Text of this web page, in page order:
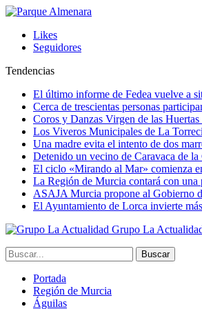
Likes
Seguidores
Tendencias
El último informe de Fedea vuelve a
Cerca de trescientas personas
Coros y Danzas Virgen de las
Los Viveros Municipales de La
Una madre evita el intento de dos
Detenido un vecino de Caravaca de
El ciclo «Mirando al Mar» comienza
La Región de Murcia contará con una
ASAJA Murcia propone al Gobierno
El Ayuntamiento de Lorca invierte
Grupo La
Portada
Región de Murcia
Águilas